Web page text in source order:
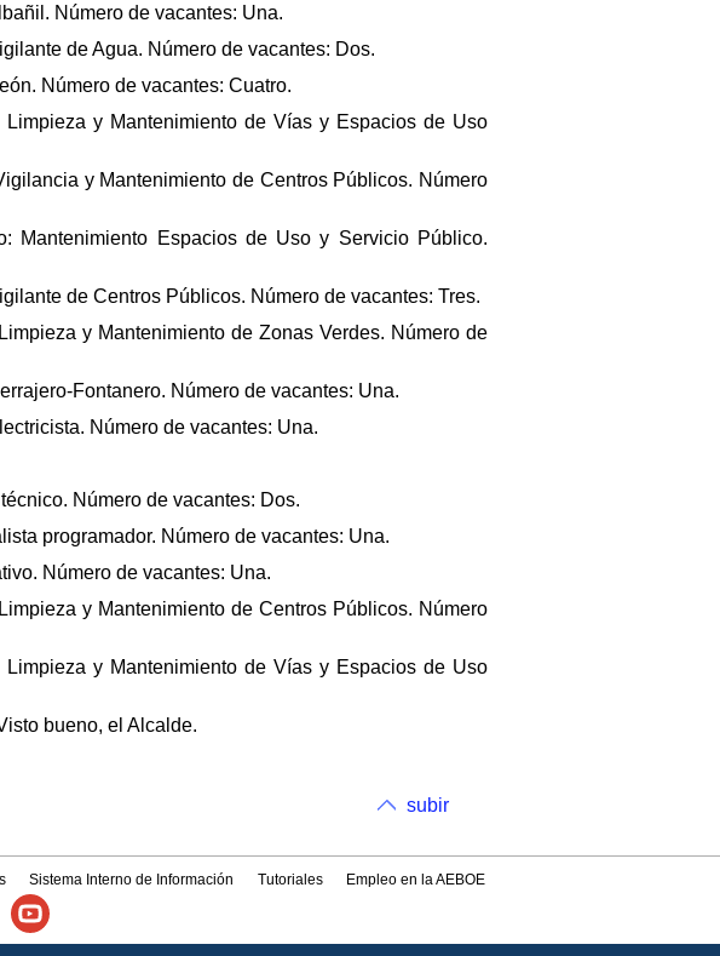
Número de vacantes: Una.
de Agua. Número de vacantes: Dos.
Número de vacantes: Cuatro.
y Mantenimiento de Vías y Espacios de Uso
y Mantenimiento de Centros Públicos. Número
Mantenimiento Espacios de Uso y Servicio Público.
de Centros Públicos. Número de vacantes: Tres.
y Mantenimiento de Zonas Verdes. Número de
Fontanero. Número de vacantes: Una.
Número de vacantes: Una.
Número de vacantes: Dos.
programador. Número de vacantes: Una.
Número de vacantes: Una.
y Mantenimiento de Centros Públicos. Número
y Mantenimiento de Vías y Espacios de Uso
bueno, el Alcalde.
subir
Sistema Interno de Información Tutoriales Empleo en la AEBOE